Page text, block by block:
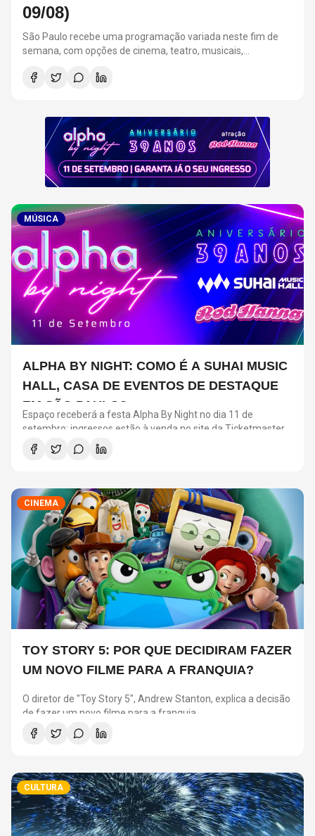
09/08)
São Paulo recebe uma programação variada neste fim de
semana, com opções de cinema, teatro, musicais,
sessão especial de Homem com H na Cinemateca Brasileira,
Mamma Mia!. As atrações acontecem entre os dias 8 e 9 de
agosto em diferentes regiões da capital.
MÚSICA
ALPHA BY NIGHT: COMO É A SUHAI MUSIC
HALL, CASA DE EVENTOS DE DESTAQUE
EM SÃO PAULO?
Espaço receberá a festa Alpha By Night no dia 11 de
setembro; ingressos estão à venda no site da Ticketmaster
Brasil
CINEMA
TOY STORY 5: POR QUE DECIDIRAM FAZER
UM NOVO FILME PARA A FRANQUIA?
O diretor de "Toy Story 5", Andrew Stanton, explica a decisão
de fazer um novo filme para a franquia.
CULTURA